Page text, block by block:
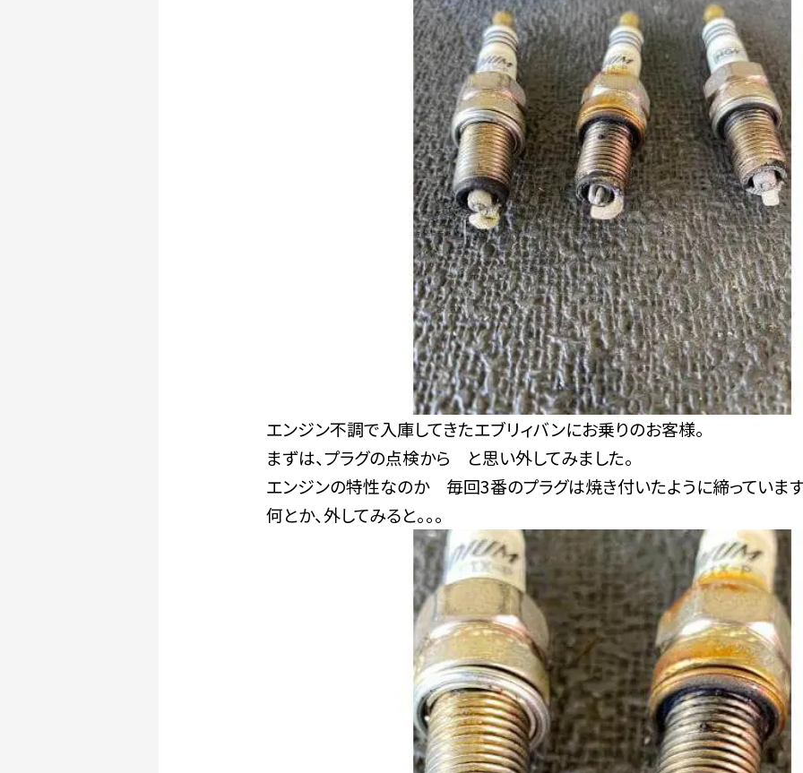
エンジン不調で入庫してきたエブリィバンにお乗りのお客様。
まずは、プラグの点検から と思い外してみました。
エンジンの特性なのか 毎回3番のプラグは焼き付いたように締っています
何とか、外してみると。。。